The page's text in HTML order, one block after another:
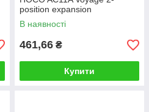
position expansion
socket(1C3A) White
В наявності
461,66 ₴
Купити